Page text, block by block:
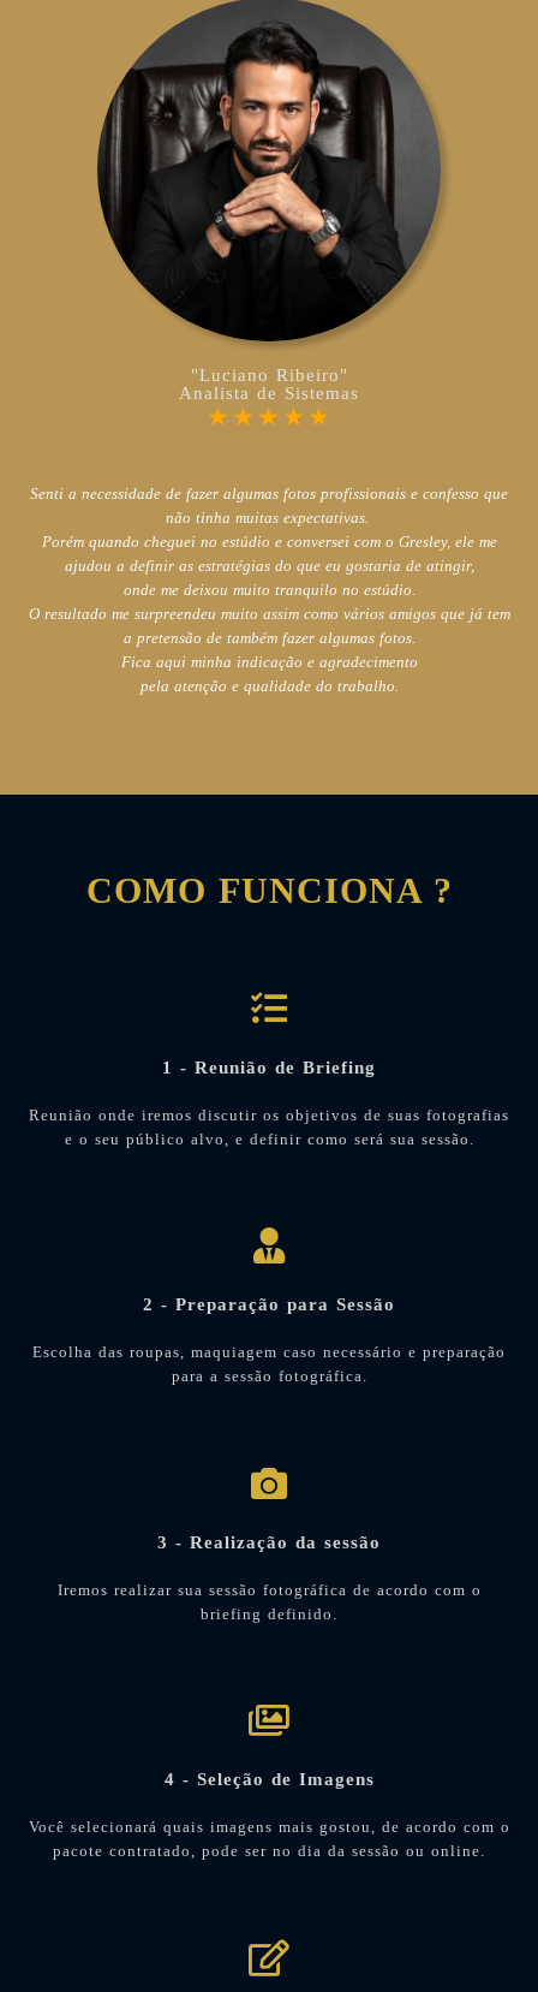
"Luciano Ribeiro"
Analista de Sistemas
★★★★★
Senti a necessidade de fazer algumas fotos profissionais e confesso que
não tinha muitas expectativas.
Porém quando cheguei no estúdio e conversei com o Gresley, ele me
ajudou a definir as estratégias do que eu gostaria de atingir,
onde me deixou muito tranquilo no estúdio.
O resultado me surpreendeu muito assim como vários amigos que já tem
a pretensão de também fazer algumas fotos.
Fica aqui minha indicação e agradecimento
pela atenção e qualidade do trabalho.
COMO FUNCIONA ?
1 - Reunião de Briefing
Reunião onde iremos discutir os objetivos de suas fotografias
e o seu público alvo, e definir como será sua sessão.
2 - Preparação para Sessão
Escolha das roupas, maquiagem caso necessário e preparação
para a sessão fotográfica.
3 - Realização da sessão
Iremos realizar sua sessão fotográfica de acordo com o
briefing definido.
4 - Seleção de Imagens
Você selecionará quais imagens mais gostou, de acordo com o
pacote contratado, pode ser no dia da sessão ou online.